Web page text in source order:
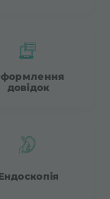
довідок